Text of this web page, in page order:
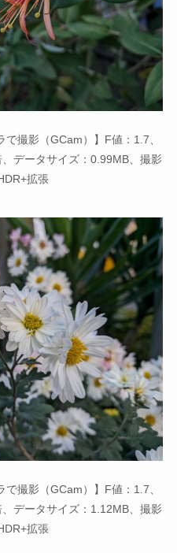
で撮影（GCam）】F値：1.7、
データサイズ：0.99MB、撮影
拡張
で撮影（GCam）】F値：1.7、
データサイズ：1.12MB、撮影
拡張